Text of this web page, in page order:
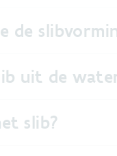
de
uit de
slib?